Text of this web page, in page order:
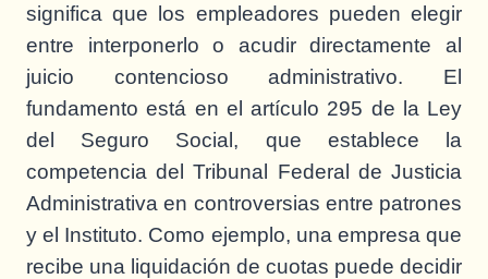
significa que los empleadores pueden elegir
entre interponerlo o acudir directamente al
juicio contencioso administrativo. El
fundamento está en el artículo 295 de la Ley
del Seguro Social, que establece la
competencia del Tribunal Federal de Justicia
Administrativa en controversias entre patrones
y el Instituto. Como ejemplo, una empresa que
recibe una liquidación de cuotas puede decidir